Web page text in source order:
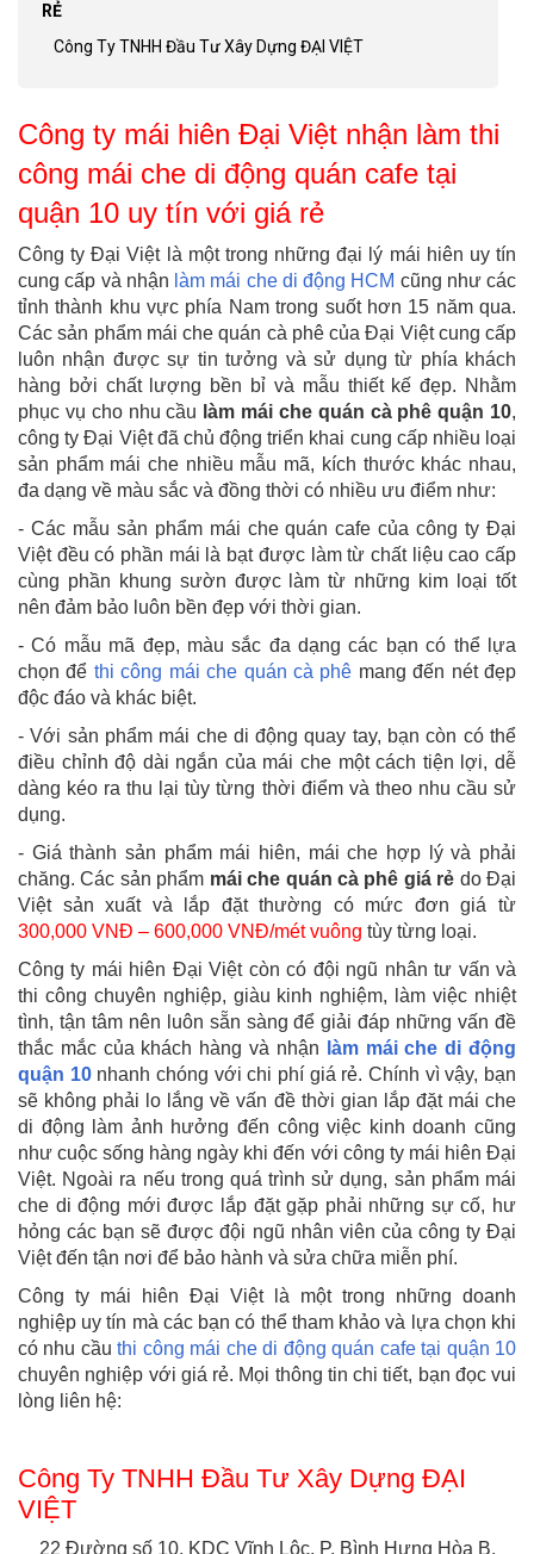
RẺ
Công Ty TNHH Đầu Tư Xây Dựng ĐẠI VIỆT
Công ty mái hiên Đại Việt nhận làm thi
công mái che di động quán cafe tại
quận 10 uy tín với giá rẻ
Công ty Đại Việt là một trong những đại lý mái hiên uy tín
cung cấp và nhận làm mái che di động HCM cũng như các
tỉnh thành khu vực phía Nam trong suốt hơn 15 năm qua.
Các sản phẩm mái che quán cà phê của Đại Việt cung cấp
luôn nhận được sự tin tưởng và sử dụng từ phía khách
hàng bởi chất lượng bền bỉ và mẫu thiết kế đẹp. Nhằm
phục vụ cho nhu cầu làm mái che quán cà phê quận 10,
công ty Đại Việt đã chủ động triển khai cung cấp nhiều loại
sản phẩm mái che nhiều mẫu mã, kích thước khác nhau,
đa dạng về màu sắc và đồng thời có nhiều ưu điểm như:
- Các mẫu sản phẩm mái che quán cafe của công ty Đại
Việt đều có phần mái là bạt được làm từ chất liệu cao cấp
cùng phần khung sườn được làm từ những kim loại tốt
nên đảm bảo luôn bền đẹp với thời gian.
- Có mẫu mã đẹp, màu sắc đa dạng các bạn có thể lựa
chọn để thi công mái che quán cà phê mang đến nét đẹp
độc đáo và khác biệt.
- Với sản phẩm mái che di động quay tay, bạn còn có thể
điều chỉnh độ dài ngắn của mái che một cách tiện lợi, dễ
dàng kéo ra thu lại tùy từng thời điểm và theo nhu cầu sử
dụng.
- Giá thành sản phẩm mái hiên, mái che hợp lý và phải
chăng. Các sản phẩm mái che quán cà phê giá rẻ do Đại
Việt sản xuất và lắp đặt thường có mức đơn giá từ
300,000 VNĐ – 600,000 VNĐ/mét vuông tùy từng loại.
Công ty mái hiên Đại Việt còn có đội ngũ nhân tư vấn và
thi công chuyên nghiệp, giàu kinh nghiệm, làm việc nhiệt
tình, tận tâm nên luôn sẵn sàng để giải đáp những vấn đề
thắc mắc của khách hàng và nhận
làm mái che di động
quận 10 nhanh chóng với chi phí giá rẻ. Chính vì vậy, bạn
sẽ không phải lo lắng về vấn đề thời gian lắp đặt mái che
di động làm ảnh hưởng đến công việc kinh doanh cũng
như cuộc sống hàng ngày khi đến với công ty mái hiên Đại
Việt. Ngoài ra nếu trong quá trình sử dụng, sản phẩm mái
che di động mới được lắp đặt gặp phải những sự cố, hư
hỏng các bạn sẽ được đội ngũ nhân viên của công ty Đại
Việt đến tận nơi để bảo hành và sửa chữa miễn phí.
Công ty mái hiên Đại Việt là một trong những doanh
nghiệp uy tín mà các bạn có thể tham khảo và lựa chọn khi
có nhu cầuthi công mái che di động quán cafe tại quận 10
chuyên nghiệp với giá rẻ. Mọi thông tin chi tiết, bạn đọc vui
lòng liên hệ:
Công Ty TNHH Đầu Tư Xây Dựng ĐẠI
VIỆT
22 Đường số 10, KDC Vĩnh Lộc, P. Bình Hưng Hòa B,